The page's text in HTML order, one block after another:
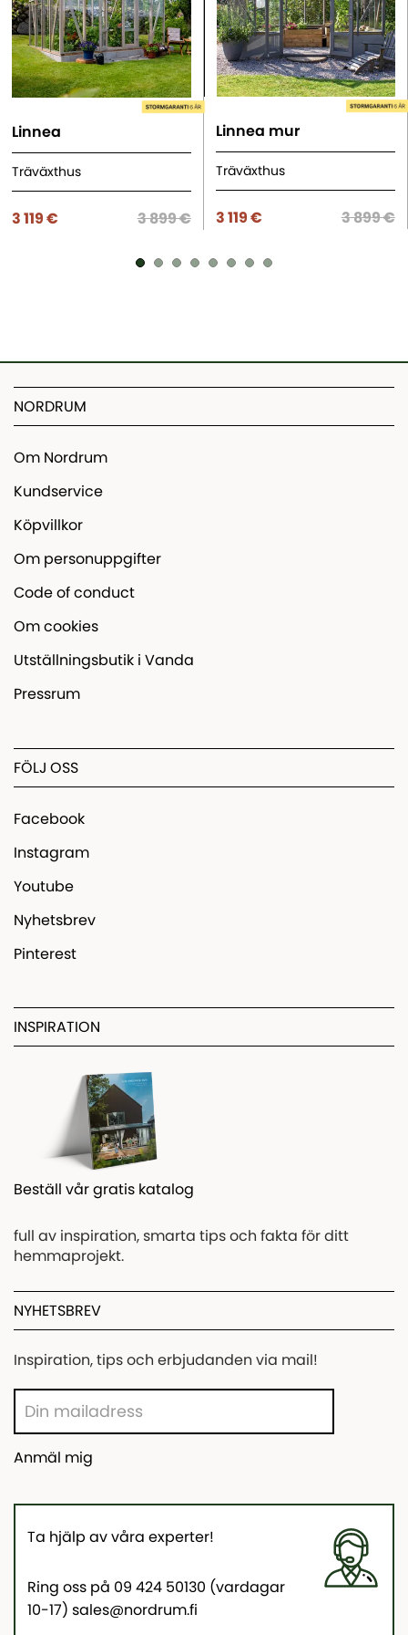
Linnea
Träväxthus
3 119 € 3 899 €
Linnea mur
Träväxthus
3 119 € 3 899 €
NORDRUM
Om Nordrum
Kundservice
Köpvillkor
Om personuppgifter
Code of conduct
Om cookies
Utställningsbutik i Vanda
Pressrum
FÖLJ OSS
Facebook
Instagram
Youtube
Nyhetsbrev
Pinterest
INSPIRATION
Beställ vår gratis katalog
full av inspiration, smarta tips och fakta för ditt
hemmaprojekt.
NYHETSBREV
Inspiration, tips och erbjudanden via mail!
Anmäl mig
Ta hjälp av våra experter!
Ring oss på 09 424 50130 (vardagar
10-17) sales@nordrum.fi